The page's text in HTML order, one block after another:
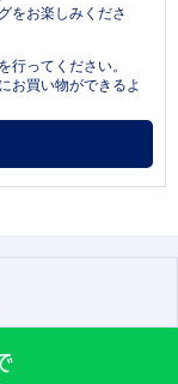
をお楽しみくださ
行ってください。
お買い物ができるよ